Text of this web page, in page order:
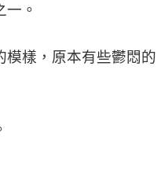
。
模樣，原本有些鬱悶的